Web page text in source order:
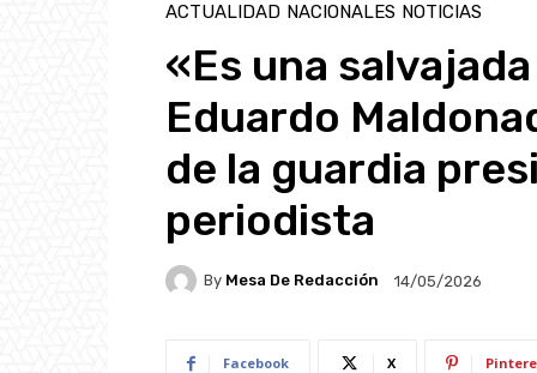
ACTUALIDAD NACIONALES NOTICIAS
«Es una
Eduardo
de la guardia
periodista
By Mesa De Redacción 14/05/2026
Facebook X